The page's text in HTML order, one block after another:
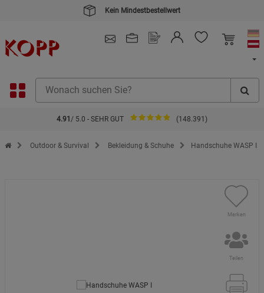
Kein Mindestbestellwert
4.91 / 5.0 - SEHR GUT (148.391)
Zur Startseite des Kopp Verlag Online-Shop
Outdoor & Survival Bekleidung & Schuhe Handschuhe WASP I
Merken
Teilen